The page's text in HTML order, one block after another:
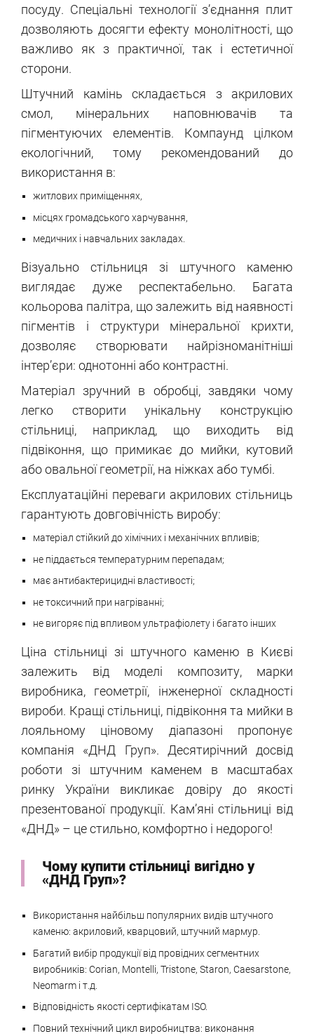
посуду. Спеціальні технології з’єднання плит
дозволяють досягти ефекту монолітності, що
важливо як з практичної, так і естетичної
сторони.
Штучний камінь складається з акрилових
смол, мінеральних наповнювачів та
пігментуючих елементів. Компаунд цілком
екологічний, тому рекомендований до
використання в:
житлових приміщеннях,
місцях громадського харчування,
медичних і навчальних закладах.
Візуально стільниця зі штучного каменю
виглядає дуже респектабельно. Багата
кольорова палітра, що залежить від наявності
пігментів і структури мінеральної крихти,
дозволяє створювати найрізноманітніші
інтер’єри: однотонні або контрастні.
Матеріал зручний в обробці, завдяки чому
легко створити унікальну конструкцію
стільниці, наприклад, що виходить від
підвіконня, що примикає до мийки, кутовий
або овальної геометрії, на ніжках або тумбі.
Експлуатаційні переваги акрилових стільниць
гарантують довговічність виробу:
матеріал стійкий до хімічних і механічних впливів;
не піддається температурним перепадам;
має антибактерицидні властивості;
не токсичний при нагріванні;
не вигоряє під впливом ультрафіолету і багато інших
Ціна стільниці зі штучного каменю в Києві
залежить від моделі композиту, марки
виробника, геометрії, інженерної складності
вироби. Кращі стільниці, підвіконня та мийки в
лояльному ціновому діапазоні пропонує
компанія «ДНД Груп». Десятирічний досвід
роботи зі штучним каменем в масштабах
ринку України викликає довіру до якості
презентованої продукції. Кам’яні стільниці від
«ДНД» – це стильно, комфортно і недорого!
Чому купити стільниці вигідно у
«ДНД Груп»?
Використання найбільш популярних видів штучного
каменю: акриловий, кварцовий, штучний мармур.
Багатий вибір продукції від провідних сегментних
виробників: Corian, Montelli, Tristone, Staron, Caesarstone,
Neomarm і т.д.
Відповідність якості сертифікатам ISO.
Повний технічний цикл виробництва: виконання